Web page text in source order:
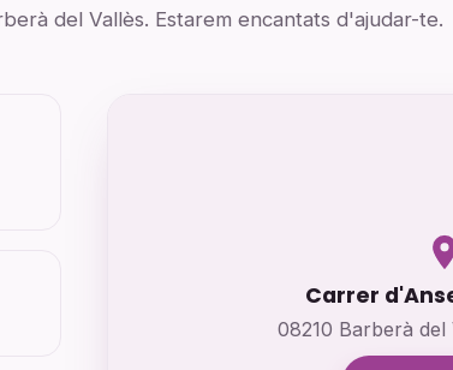
del Vallès. Estarem encantats d'ajudar-te.
Carrer
08210 Barberà del